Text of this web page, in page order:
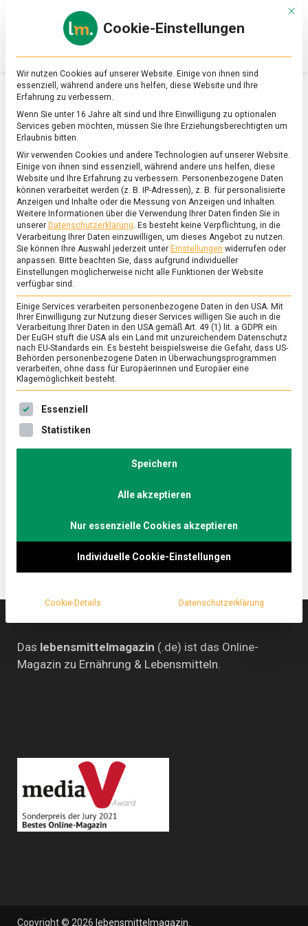
Online-
Magazin
zu
&
Ernährung
SCHLAGWORT:SVENJA HAHN
POLITIK/TV
Europapolitik vs. nationale Alleingänge
– Svenja Hahn (FDP) und Dr. Markus
Pieper (CDU) im Küchenkabinett
25. November 2022
und
Dr.
Markus
Küchenkabinett
Im ersten europäischen „Küchenkabinett“ diskutieren
Svenja Hahn (FDP) und Dr. Markus Pieper (CDU) über
dem europäischen Parlament und die Fortschritte im
Das lebensmittelmagazin (.de) ist das Online-
Magazin zu Ernährung & Lebensmitteln.
Copyright © 2026 lebensmittelmagazin
Mit
Cookie-Einstellungen
Wir nutzen Cookies auf unserer Website. Einige von ihnen sind
essenziell, während andere uns helfen, diese Website und Ihre
Erfahrung zu verbessern.
Wenn Sie unter 16 Jahre alt sind und Ihre Einwilligung zu optionalen
Services geben möchten, müssen Sie Ihre Erziehungsberechtigten um
Erlaubnis bitten.
Wir verwenden Cookies und andere Technologien auf unserer Website.
Einige von ihnen sind essenziell, während andere uns helfen, diese
Website und Ihre Erfahrung zu verbessern. Personenbezogene Daten
können verarbeitet werden (z. B. IP-Adressen), z. B. für personalisierte
Anzeigen und Inhalte oder die Messung von Anzeigen und Inhalten.
Weitere Informationen über die Verwendung Ihrer Daten finden Sie in
unserer Datenschutzerklärung. Es besteht keine Verpflichtung, in die
Verarbeitung Ihrer Daten einzuwilligen, um dieses Angebot zu nutzen.
Sie können Ihre Auswahl jederzeit unter Einstellungen widerrufen oder
anpassen. Bitte beachten Sie, dass aufgrund individueller
Einstellungen möglicherweise nicht alle Funktionen der Website
verfügbar sind.
Einige Services verarbeiten personenbezogene Daten in den USA. Mit
Ihrer Einwilligung zur Nutzung dieser Services willigen Sie auch in die
Verarbeitung Ihrer Daten in den USA gemäß Art. 49 (1) lit. a GDPR ein.
Der EuGH stuft die USA als ein Land mit unzureichendem Datenschutz
nach EU-Standards ein. Es besteht beispielsweise die Gefahr, dass US-
Behörden personenbezogene Daten in Überwachungsprogrammen
verarbeiten, ohne dass für Europäerinnen und Europäer eine
Klagemöglichkeit besteht.
Es folgt eine Liste der Service-Gruppen, für die eine
Essenziell
Statistiken
Speichern
Alle akzeptieren
Nur essenzielle Cookies akzeptieren
Individuelle Cookie-Einstellungen
Cookie-Details Datenschutzerklärung